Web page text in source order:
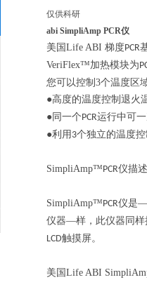
仅供科研
abi SimpliAmp PCR仪
美国 Life ABI 梯度PCR
VeriFlex™加热模块为
您可以控制 3个温度区
●高度的温度控制退火
●同一个PCR运行中可
●利用 3个独立的温度
SimpliAmp™PCR仪描述
SimpliAmp™PCR仪是—
仪器—样，此仪器同样
LCD触摸屏。
美国 Life ABI